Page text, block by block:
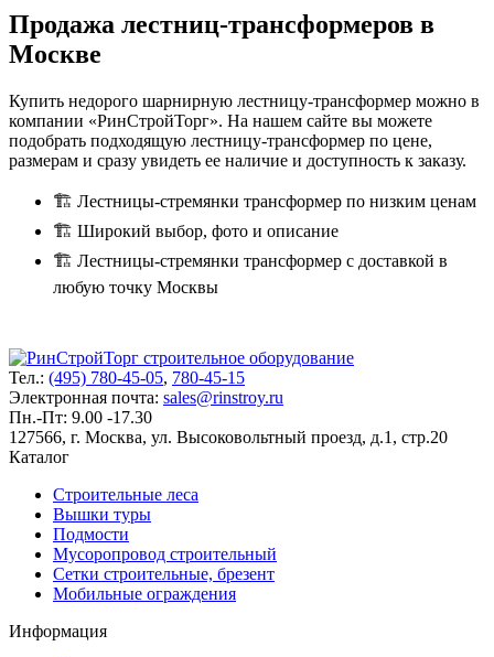
Продажа лестниц-трансформеров в
Москве
Купить недорого шарнирную лестницу-трансформер можно в
компании «РинСтройТорг». На нашем сайте вы можете
подобрать подходящую лестницу-трансформер по цене,
размерам и сразу увидеть ее наличие и доступность к заказу.
🏗 Лестницы-стремянки трансформер по низким ценам
🏗 Широкий выбор, фото и описание
🏗 Лестницы-стремянки трансформер с доставкой в
любую точку Москвы
Тел.: (495) 780-45-05, 780-45-15
Электронная почта: sales@rinstroy.ru
Пн.-Пт: 9.00 -17.30
127566, г. Москва, ул. Высоковольтный проезд, д.1, стр.20
Каталог
Строительные леса
Вышки туры
Подмости
Мусоропровод строительный
Сетки строительные, брезент
Мобильные ограждения
Информация